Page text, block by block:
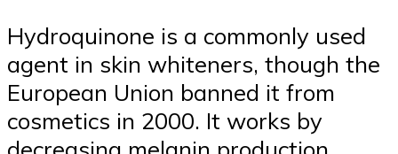
Hydroquinone is a commonly used
agent in skin whiteners, though the
European Union banned it from
cosmetics in 2000. It works by